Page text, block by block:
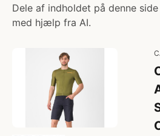
Dele af indholdet på denne
med hjælp fra AI.